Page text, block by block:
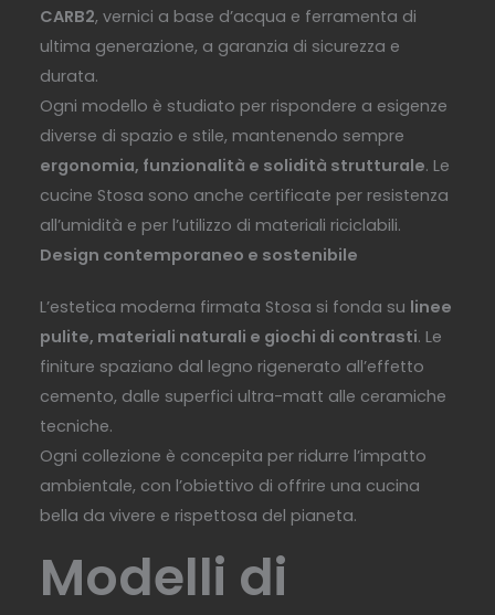
CARB2, vernici a base d’acqua e ferramenta di
ultima generazione, a garanzia di sicurezza e
durata.
Ogni modello è studiato per rispondere a esigenze
diverse di spazio e stile, mantenendo sempre
ergonomia, funzionalità e solidità strutturale. Le
cucine Stosa sono anche certificate per resistenza
all’umidità e per l’utilizzo di materiali riciclabili.
Design contemporaneo e sostenibile
L’estetica moderna firmata Stosa si fonda su linee
pulite, materiali naturali e giochi di contrasti. Le
finiture spaziano dal legno rigenerato all’effetto
cemento, dalle superfici ultra-matt alle ceramiche
tecniche.
Ogni collezione è concepita per ridurre l’impatto
ambientale, con l’obiettivo di offrire una cucina
bella da vivere e rispettosa del pianeta.
Modelli di